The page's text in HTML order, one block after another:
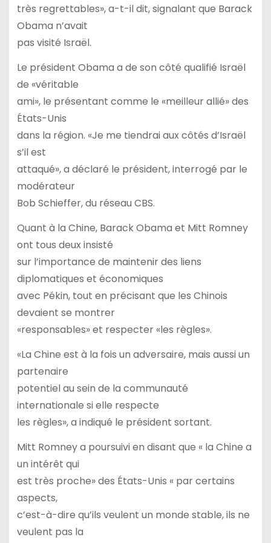
très regrettables», a-t-il dit, signalant que Barack
Obama n’avait
pas visité Israël.
Le président Obama a de son côté qualifié Israël
de «véritable
ami», le présentant comme le «meilleur allié» des
États-Unis
dans la région. «Je me tiendrai aux côtés d’Israël
s’il est
attaqué», a déclaré le président, interrogé par le
modérateur
Bob Schieffer, du réseau CBS.
Quant à la Chine, Barack Obama et Mitt Romney
ont tous deux insisté
sur l’importance de maintenir des liens
diplomatiques et économiques
avec Pékin, tout en précisant que les Chinois
devaient se montrer
«responsables» et respecter «les règles».
«La Chine est à la fois un adversaire, mais aussi un
partenaire
potentiel au sein de la communauté
internationale si elle respecte
les règles», a indiqué le président sortant.
Mitt Romney a poursuivi en disant que « la Chine a
un intérêt qui
est très proche» des États-Unis « par certains
aspects,
c’est-à-dire qu’ils veulent un monde stable, ils ne
veulent pas la